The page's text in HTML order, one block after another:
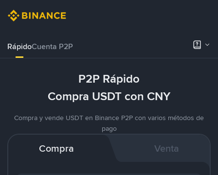
RápidoCuenta P2P
P2P Rápido
Compra USDT con CNY
Compra y vende USDT en Binance P2P con varios métodos de
pago
Compra Venta